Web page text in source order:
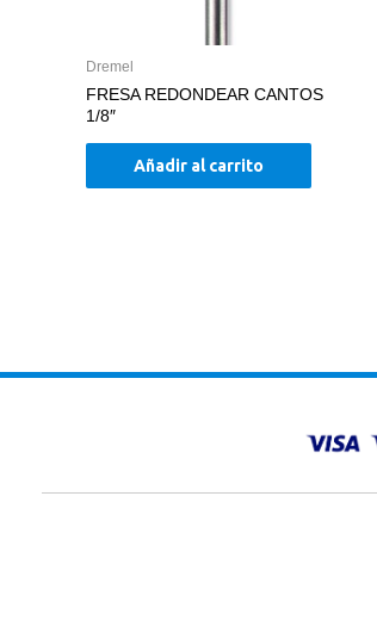
Dremel
FRESA REDONDEAR CANTOS
1/8″
Añadir al carrito